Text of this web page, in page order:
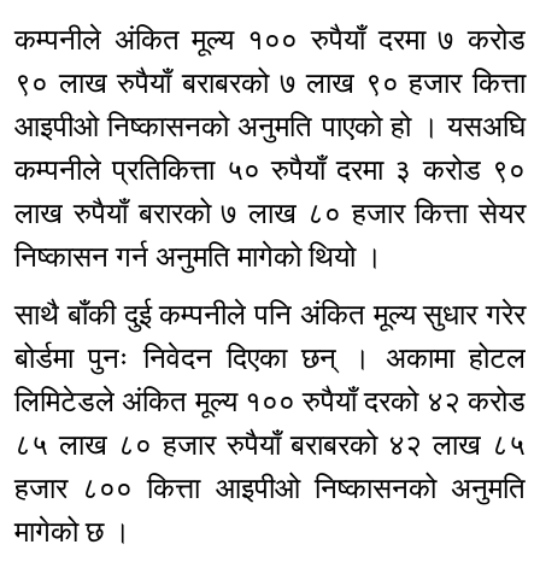
कम्पनीले अंकित मूल्य १०० रुपैयाँ दरमा ७ करोड
९० लाख रुपैयाँ बराबरको ७ लाख ९० हजार कित्ता
आइपीओ निष्कासनको अनुमति पाएको हो । यसअघि
कम्पनीले प्रतिकित्ता ५० रुपैयाँ दरमा ३ करोड ९०
लाख रुपैयाँ बरारको ७ लाख ८० हजार कित्ता सेयर
निष्कासन गर्न अनुमति मागेको थियो ।
साथै बाँकी दुई कम्पनीले पनि अंकित मूल्य सुधार गरेर
बोर्डमा पुनः निवेदन दिएका छन् । अकामा होटल
लिमिटेडले अंकित मूल्य १०० रुपैयाँ दरको ४२ करोड
८५ लाख ८० हजार रुपैयाँ बराबरको ४२ लाख ८५
हजार ८०० कित्ता आइपीओ निष्कासनको अनुमति
मागेको छ ।